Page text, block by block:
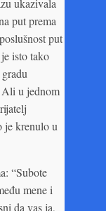
ukazivala
put prema
put
isto tako
Ali u jednom
je krenulo u
“Subote
mene i
da vas ja,